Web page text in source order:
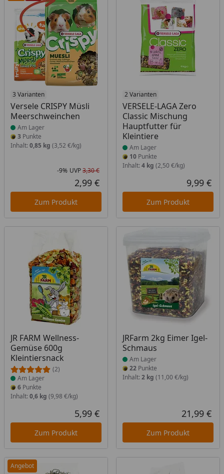
3 Varianten
Versele CRISPY Müsli
Meerschweinchen
Produkt am Lager
Am Lager
3 Punkte
Inhalt: 0,85 kg (3,52 €/kg)
Rabatt in Prozent
-9%
Ursprünglicher Preis
UVP3,30 €
Aktueller Preis
2,99 €
Zum Produkt
2 Varianten
VERSELE-LAGA Zero
Classic Mischung
Hauptfutter für
Kleintiere
Produkt am Lager
Am Lager
10Punkte
Inhalt: 4 kg (2,50 €/kg)
9,99 €
Zum Produkt
JR FARM Wellness-
Gemüse 600g
Kleintiersnack
(2)
Produkt am Lager
Am Lager
6 Punkte
Inhalt: 0,6 kg (9,98 €/kg)
Aktueller Preis
5,99 €
Zum Produkt
JRFarm 2kg Eimer Igel-
Schmaus
Produkt am Lager
Am Lager
22Punkte
Inhalt: 2 kg (11,00 €/kg)
21,99 €
Zum Produkt
Angebot